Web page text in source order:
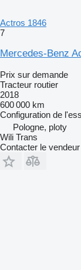
Actros 1846
7
Mercedes-Benz
Prix sur demande
Tracteur routier
2018
600 000 km
Configuration de
Pologne, ploty
Wili Trans
Contacter le vendeur